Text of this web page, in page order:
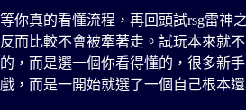
等你真的看懂流程，再回頭試rsg雷神
反而比較不會被牽著走。試玩本來就
的，而是選一個你看得懂的，很多新
戲，而是一開始就選了一個自己根本還